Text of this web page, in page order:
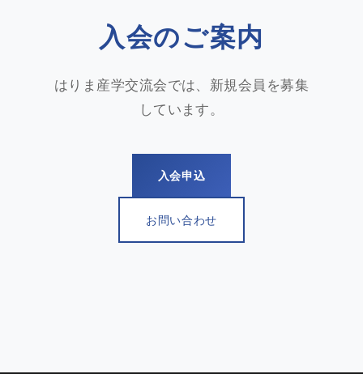
入会のご案内
はりま産学交流会では、新規会員を募集
しています。
入会申込
お問い合わせ